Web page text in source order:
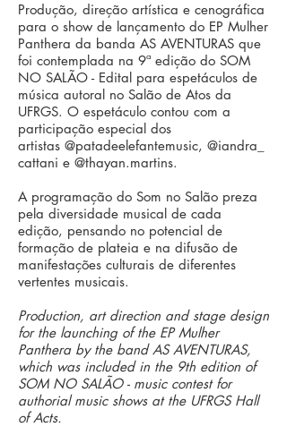
Produção, direção artística e cenográfica
para o show de lançamento do EP Mulher
Panthera da banda AS AVENTURAS que
foi contemplada na 9ª edição do SOM
NO SALÃO - Edital para espetáculos de
música autoral no Salão de Atos da
UFRGS. O espetáculo contou com a
participação especial dos
artistas @patadeelefantemusic, @iandra_
cattani e @thayan.martins.
A programação do Som no Salão preza
pela diversidade musical de cada
edição, pensando no potencial de
formação de plateia e na difusão de
manifestações culturais de diferentes
vertentes musicais.
Production, art direction and stage design
for the launching of the EP Mulher
Panthera by the band AS AVENTURAS,
which was included in the 9th edition of
SOM NO SALÃO - music contest for
authorial music shows at the UFRGS Hall
of Acts.